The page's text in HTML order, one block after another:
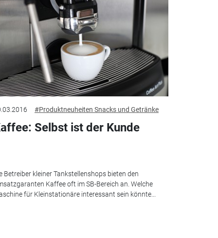
#Produktneuheiten Snacks und Getränke
Selbst ist der Kunde
Betreiber kleiner Tankstellenshops bieten den
Kaffee oft im SB-Bereich an. Welche
für Kleinstationäre interessant sein könnte...